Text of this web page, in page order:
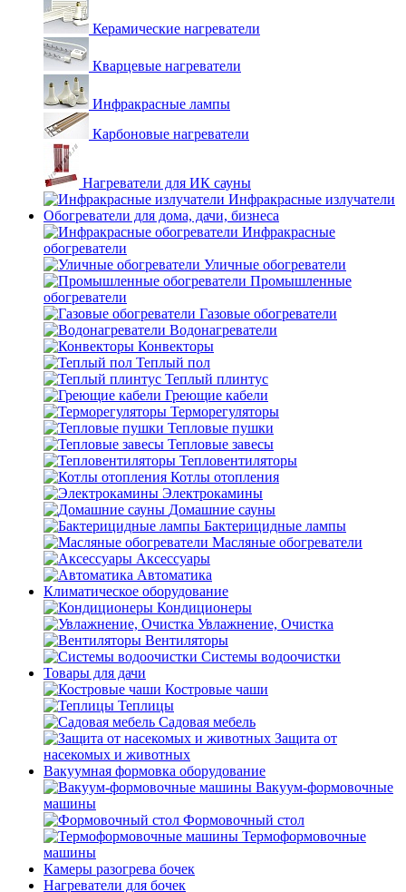
Керамические нагреватели
Кварцевые нагреватели
Инфракрасные лампы
Карбоновые нагреватели
Нагреватели для ИК сауны
Инфракрасные излучатели
Обогреватели для дома, дачи, бизнеса
Инфракрасные
обогреватели
Уличные обогреватели
Промышленные
обогреватели
Газовые обогреватели
Водонагреватели
Конвекторы
Теплый пол
Теплый плинтус
Греющие кабели
Терморегуляторы
Тепловые пушки
Тепловые завесы
Тепловентиляторы
Котлы отопления
Электрокамины
Домашние сауны
Бактерицидные лампы
Масляные обогреватели
Аксессуары
Автоматика
Климатическое оборудование
Кондиционеры
Увлажнение, Очистка
Вентиляторы
Системы водоочистки
Товары для дачи
Костровые чаши
Теплицы
Садовая мебель
Защита от
насекомых и животных
Вакуумная формовка оборудование
Вакуум-формовочные
машины
Формовочный стол
Термоформовочные
машины
Камеры разогрева бочек
Нагреватели для бочек